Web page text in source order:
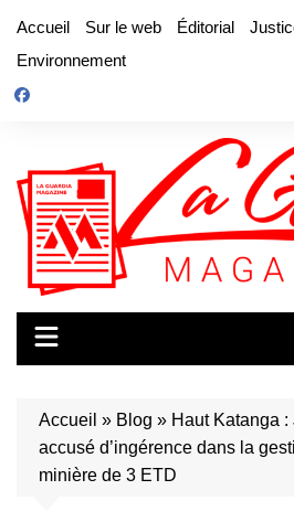
contenu
Accueil Sur le web Éditorial
Environnement
Accueil » Blog » Haut Katanga
accusé d’ingérence dans la
minière de 3 ETD